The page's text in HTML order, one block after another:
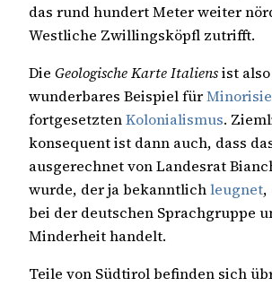
das rund hundert Meter weiter
Westliche Zwillingsköpfl zutrifft.
Die Geologische Karte Italiensist
wunderbares Beispiel für
fortgesetztenKolonialismus.
konsequent ist dann auch, dass
ausgerechnet von Landesrat
wurde, der ja bekanntlichleugnet,
bei der deutschen Sprachgruppe
Minderheit handelt.
Teile von Südtirol befinden sich